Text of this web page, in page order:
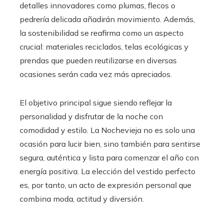
detalles innovadores como plumas, flecos o
pedrería delicada añadirán movimiento. Además,
la sostenibilidad se reafirma como un aspecto
crucial: materiales reciclados, telas ecológicas y
prendas que pueden reutilizarse en diversas
ocasiones serán cada vez más apreciados.
El objetivo principal sigue siendo reflejar la
personalidad y disfrutar de la noche con
comodidad y estilo. La Nochevieja no es solo una
ocasión para lucir bien, sino también para sentirse
segura, auténtica y lista para comenzar el año con
energía positiva. La elección del vestido perfecto
es, por tanto, un acto de expresión personal que
combina moda, actitud y diversión.